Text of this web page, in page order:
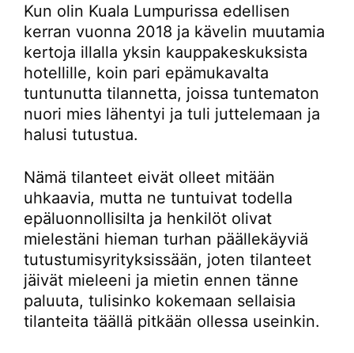
Kun olin Kuala Lumpurissa edellisen
kerran vuonna 2018 ja kävelin muutamia
kertoja illalla yksin kauppakeskuksista
hotellille, koin pari epämukavalta
tuntunutta tilannetta, joissa tuntematon
nuori mies lähentyi ja tuli juttelemaan ja
halusi tutustua.
Nämä tilanteet eivät olleet mitään
uhkaavia, mutta ne tuntuivat todella
epäluonnollisilta ja henkilöt olivat
mielestäni hieman turhan päällekäyviä
tutustumisyrityksissään, joten tilanteet
jäivät mieleeni ja mietin ennen tänne
paluuta, tulisinko kokemaan sellaisia
tilanteita täällä pitkään ollessa useinkin.